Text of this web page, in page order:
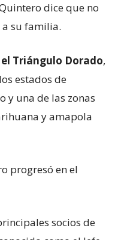
dice que no
su familia.
el Triángulo Dorado,
estados de
y una de las zonas
y amapola
progresó en el
socios de